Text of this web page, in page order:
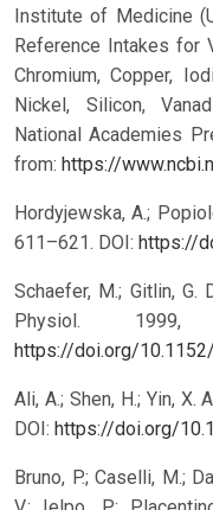
Institute of Medicine
Reference Intakes for
Chromium, Copper,
Nickel, Silicon,
National Academies
from: https://
Hordyjewska, A.;
611–621. DOI: https://
Schaefer, M.; Gitlin, G.
Physiol. 1999,
https://doi.org/
Ali, A.; Shen, H.; Yin, X.
DOI: https://doi.org/
Bruno, P.; Caselli, M.;